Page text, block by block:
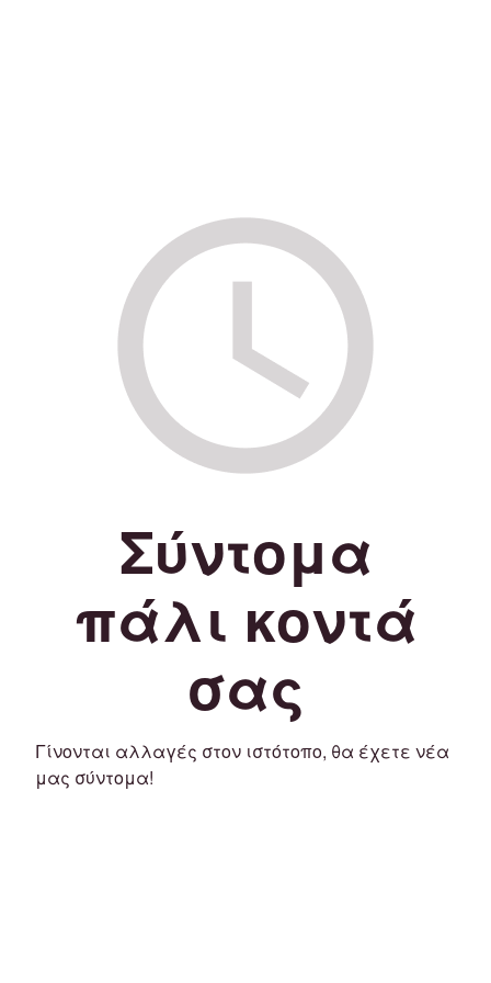
Σύντομα
πάλι κοντά
σας
Γίνονται αλλαγές στον ιστότοπο, θα έχετε νέα
μας σύντομα!